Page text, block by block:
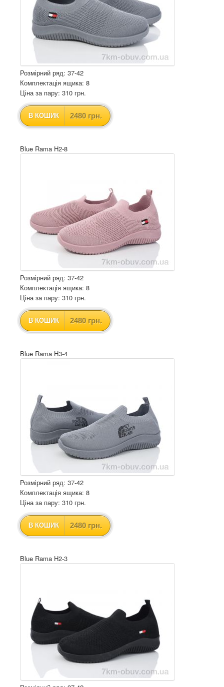
Розмірний ряд: 37-42
Комплектація ящика: 8
Ціна за пару: 310 грн.
В КОШИК 2480 грн.
Blue Rama H2-8
Розмірний ряд: 37-42
Комплектація ящика: 8
Ціна за пару: 310 грн.
В КОШИК 2480 грн.
Blue Rama H3-4
Розмірний ряд: 37-42
Комплектація ящика: 8
Ціна за пару: 310 грн.
В КОШИК 2480 грн.
Blue Rama H2-3